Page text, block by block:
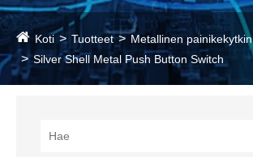
Koti Tuotteet
Metallinen painikekytkin
Silver Shell Metal Push Button Switch